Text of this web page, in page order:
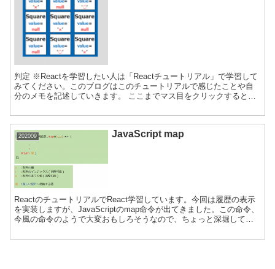
判定 ※Reactを学習したい人は「Reactチュートリアル」で学習して
みてください。このブログはこのチュートリアルで感じたことや自
分のメモを記述していきます。 ここまでマス目をクリックすると×
202009 JavaScript map
ReactのチュートリアルでReact学習しています。今回は履歴の表示
を実装しますが、JavaScriptのmap命令が出てきました。この命令、
今風の命令のようで大変おもしろそうなので、ちょっと深堀してい